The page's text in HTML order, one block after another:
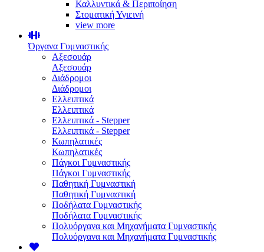
Καλλυντικά & Περιποίηση
Στοματική Υγιεινή
view more
Όργανα Γυμναστικής
Αξεσουάρ
Αξεσουάρ
Διάδρομοι
Διάδρομοι
Ελλειπτικά
Ελλειπτικά
Ελλειπτικά - Stepper
Ελλειπτικά - Stepper
Κωπηλατικές
Κωπηλατικές
Πάγκοι Γυμναστικής
Πάγκοι Γυμναστικής
Παθητική Γυμναστική
Παθητική Γυμναστική
Ποδήλατα Γυμναστικής
Ποδήλατα Γυμναστικής
Πολυόργανα και Μηχανήματα Γυμναστικής
Πολυόργανα και Μηχανήματα Γυμναστικής